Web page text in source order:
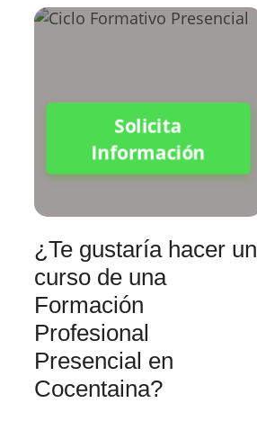
Solicita
Información
¿Te gustaría hacer un
curso de una
Formación
Profesional
Presencial en
Cocentaina?